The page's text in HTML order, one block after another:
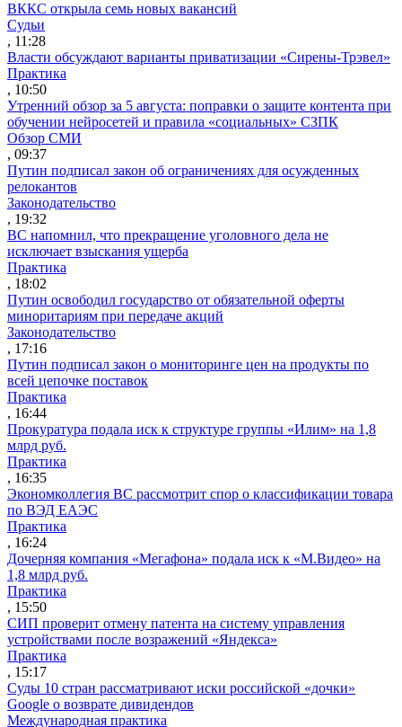
ВККС открыла семь новых вакансий
Судьи
, 11:28
Власти обсуждают варианты приватизации «Сирены-Трэвел»
Практика
, 10:50
Утренний обзор за 5 августа: поправки о защите контента при
обучении нейросетей и правила «социальных» СЗПК
Обзор СМИ
, 09:37
Путин подписал закон об ограничениях для осужденных
релокантов
Законодательство
, 19:32
ВС напомнил, что прекращение уголовного дела не
исключает взыскания ущерба
Практика
, 18:02
Путин освободил государство от обязательной оферты
миноритариям при передаче акций
Законодательство
, 17:16
Путин подписал закон о мониторинге цен на продукты по
всей цепочке поставок
Практика
, 16:44
Прокуратура подала иск к структуре группы «Илим» на 1,8
млрд руб.
Практика
, 16:35
Экономколлегия ВС рассмотрит спор о классификации товара
по ВЭД ЕАЭС
Практика
, 16:24
Дочерняя компания «Мегафона» подала иск к «М.Видео» на
1,8 млрд руб.
Практика
, 15:50
СИП проверит отмену патента на систему управления
устройствами после возражений «Яндекса»
Практика
, 15:17
Суды 10 стран рассматривают иски российской «дочки»
Google о возврате дивидендов
Международная практика